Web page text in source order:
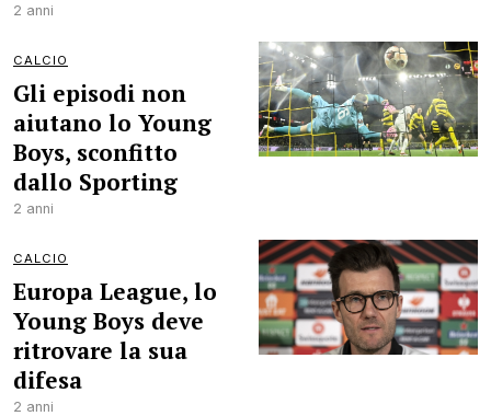
2 anni
CALCIO
Gli episodi non
aiutano lo Young
Boys, sconfitto
dallo Sporting
2 anni
CALCIO
Europa League, lo
Young Boys deve
ritrovare la sua
difesa
2 anni